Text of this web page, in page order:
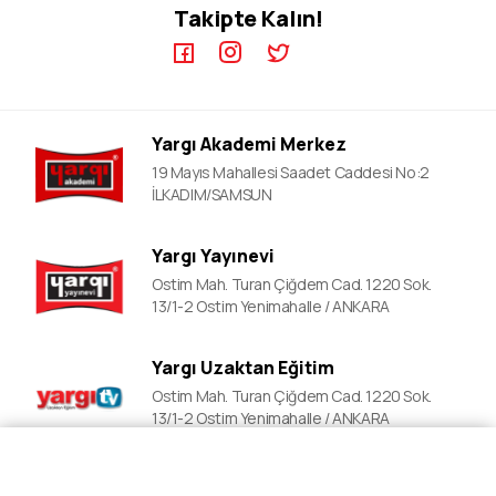
YDS Kursları
YKS Kursları
LGS Kursları
Polislik Sınavlarına Hazırlık
KPSS A Video Dersler
YDS Video Ders
Takipte Kalın!
Yargı Akademi Merkez
19 Mayıs Mahallesi Saadet Caddesi No:2
İLKADIM/SAMSUN
Yargı Yayınevi
Ostim Mah. Turan Çiğdem Cad. 1220 Sok.
13/1-2 Ostim Yenimahalle / ANKARA
Yargı Uzaktan Eğitim
Ostim Mah. Turan Çiğdem Cad. 1220 Sok.
13/1-2 Ostim Yenimahalle / ANKARA